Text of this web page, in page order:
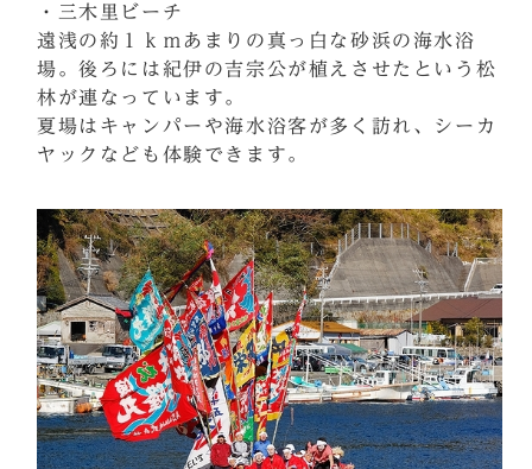
・三木里ビーチ
遠浅の約１ｋｍあまりの真っ白な砂浜の海水浴
場。後ろには紀伊の吉宗公が植えさせたという松
林が連なっています。
夏場はキャンパーや海水浴客が多く訪れ、シーカ
ヤックなども体験できます。